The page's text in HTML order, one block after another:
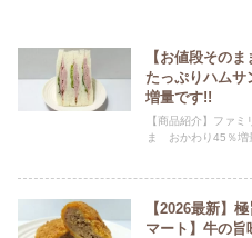
【お値段その
たっぷりハムサ
増量です!!
【商品紹介】ファ
ま おかわり45％増
【2026最新】
マート】牛の